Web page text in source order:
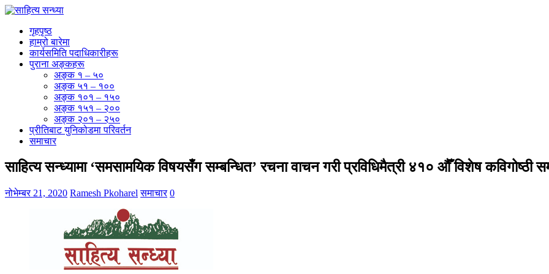
गृहपृष्ठ
हाम्रो बारेमा
कार्यसमिति पदाधिकारीहरू
पुराना अङ्कहरू
अङ्क १ – ५०
अङ्क ५१ – १००
अङ्क १०१ – १५०
अङ्क १५१ – २००
अङ्क २०१ – २५०
प्रीतिबाट युनिकोडमा परिवर्तन
समाचार
साहित्य सन्ध्यामा ‘समसामयिक विषयसँग सम्बन्धित’ रचना वाचन गरी प्रविधिमैत्री ४१० औँ विशेष कविगोष्ठी
नोभेम्बर 21, 2020 Ramesh Pkoharel समाचार 0